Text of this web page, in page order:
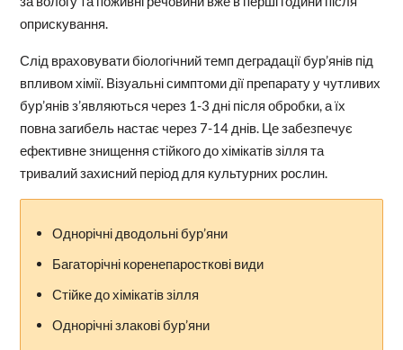
оприскування.
Слід враховувати біологічний темп деградації бур’янів під
впливом хімії. Візуальні симптоми дії препарату у чутливих
бур’янів з’являються через 1-3 дні після обробки, а їх
повна загибель настає через 7-14 днів. Це забезпечує
ефективне знищення стійкого до хімікатів зілля та
тривалий захисний період для культурних рослин.
Однорічні дводольні бур’яни
Багаторічні коренепаросткові види
Стійке до хімікатів зілля
Однорічні злакові бур’яни